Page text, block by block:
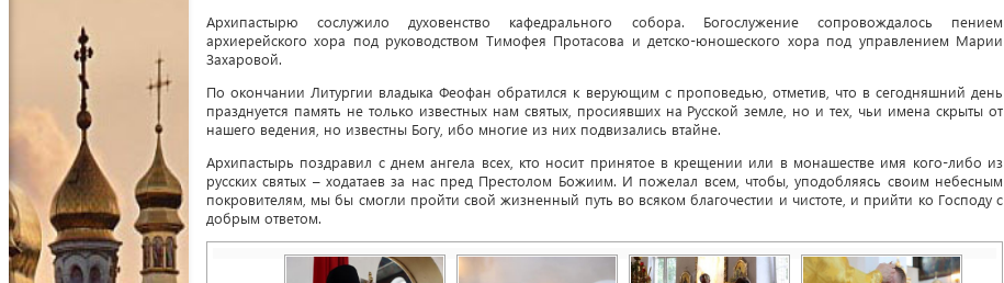
Архипастырю сослужило духовенство кафедрального собора. Богослужение сопровождалось пением
архиерейского хора под руководством Тимофея Протасова и детско-юношеского хора под управлением Марии
Захаровой.
По окончании Литургии владыка Феофан обратился к верующим с проповедью, отметив, что в сегодняшний день
празднуется память не только известных нам святых, просиявших на Русской земле, но и тех, чьи имена скрыты от
нашего ведения, но известны Богу, ибо многие из них подвизались втайне.
Архипастырь поздравил с днем ангела всех, кто носит принятое в крещении или в монашестве имя кого-либо из
русских святых – ходатаев за нас пред Престолом Божиим. И пожелал всем, чтобы, уподобляясь своим небесным
покровителям, мы бы смогли пройти свой жизненный путь во всяком благочестии и чистоте, и прийти ко Господу с
добрым ответом.